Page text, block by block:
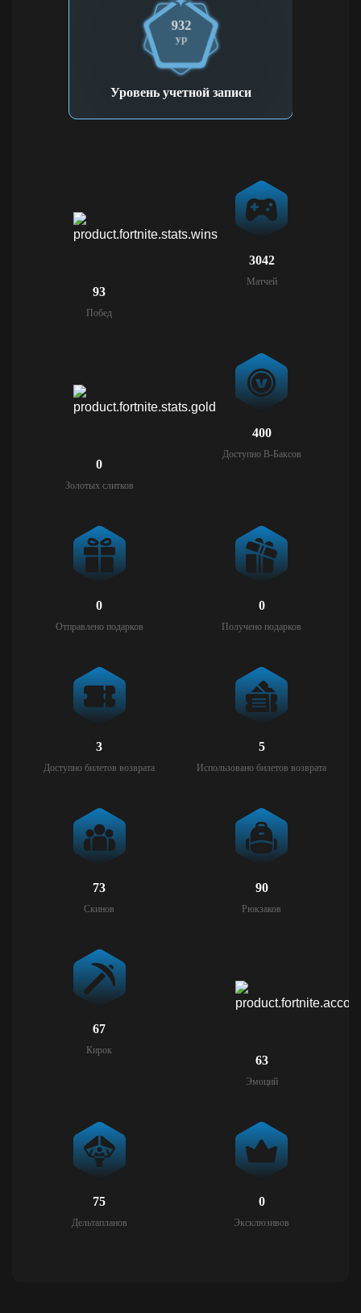
932
ур
Уровень учетной записи
93
Побед
3042
Матчей
0
Золотых слитков
400
Доступно В-Баксов
0
Отправлено подарков
0
Получено подарков
3
Доступно билетов возврата
5
Использовано билетов возврата
73
Скинов
90
Рюкзаков
67
Кирок
63
Эмоций
75
Дельтапланов
0
Эксклюзивов